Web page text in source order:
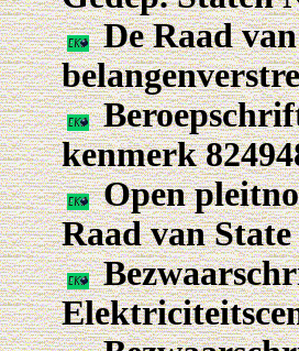
De Raad
kenmerk
Open
Raad van State